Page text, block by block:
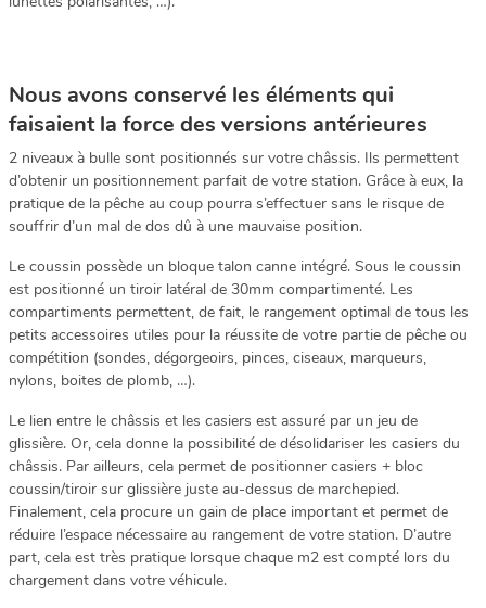
Nous avons conservé les éléments qui
faisaient la force des versions antérieures
2 niveaux à bulle sont positionnés sur votre châssis. Ils permettent
d’obtenir un positionnement parfait de votre station. Grâce à eux, la
pratique de la pêche au coup pourra s’effectuer sans le risque de
souffrir d’un mal de dos dû à une mauvaise position.
Le coussin possède un bloque talon canne intégré. Sous le coussin
est positionné un tiroir latéral de 30mm compartimenté. Les
compartiments permettent, de fait, le rangement optimal de tous les
petits accessoires utiles pour la réussite de votre partie de pêche ou
compétition (sondes, dégorgeoirs, pinces, ciseaux, marqueurs,
nylons, boites de plomb, …).
Le lien entre le châssis et les casiers est assuré par un jeu de
glissière. Or, cela donne la possibilité de désolidariser les casiers du
châssis. Par ailleurs, cela permet de positionner casiers + bloc
coussin/tiroir sur glissière juste au-dessus de marchepied.
Finalement, cela procure un gain de place important et permet de
réduire l’espace nécessaire au rangement de votre station. D’autre
part, cela est très pratique lorsque chaque m2 est compté lors du
chargement dans votre véhicule.